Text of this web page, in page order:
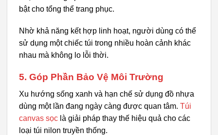
bật cho tổng thể trang phục.
Nhờ khả năng kết hợp linh hoạt, người dùng có thể
sử dụng một chiếc túi trong nhiều hoàn cảnh khác
nhau mà không lo lỗi thời.
5. Góp Phần Bảo Vệ Môi Trường
Xu hướng sống xanh và hạn chế sử dụng đồ nhựa
dùng một lần đang ngày càng được quan tâm. Túi
canvas sọc là giải pháp thay thế hiệu quả cho các
loại túi nilon truyền thống.